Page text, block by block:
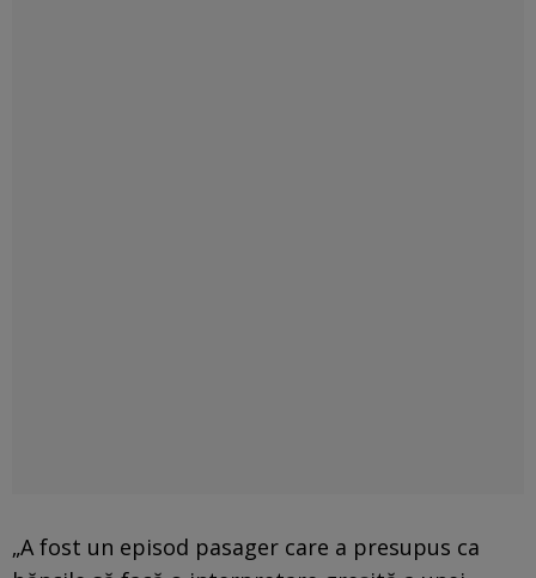
„A fost un episod pasager care a presupus ca